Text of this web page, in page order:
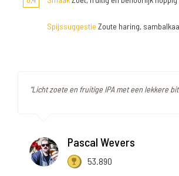
Spijssuggestie Zoute haring,
"Licht zoete en fruitige IPA met een lekkere
Pascal Wevers
53.890